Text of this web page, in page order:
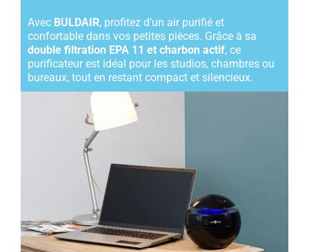
Avec BULDAIR, profitez d’un air purifié et
confortable dans vos petites pièces. Grâce à sa
double filtration EPA 11 et charbon actif, ce
purificateur est idéal pour les studios, chambres ou
bureaux, tout en restant compact et silencieux.